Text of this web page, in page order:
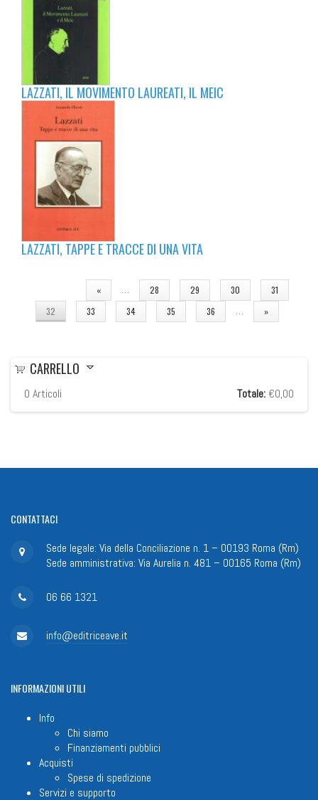
LAZZATI, IL MOVIMENTO LAUREATI, IL MEIC
LAZZATI, TAPPE E TRACCE DI UNA VITA
« … 28 29 30
31
32
33 34 35 36 … »
CARRELLO
0 Articoli Totale: €0,00
CONTATTACI
Sede legale: Via della Conciliazione n. 1 – 00193 Roma (Rm)
Sede amministrativa: Via Aurelia n. 481 – 00165 Roma (Rm)
06 66 1321
info@editriceave.it
INFORMAZIONIUTILI
Info
Chi siamo
Finanziamenti pubblici
Acquisti
Spese di spedizione
Servizi e supporto